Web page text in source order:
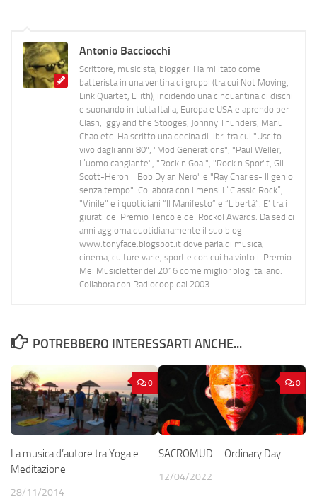
Antonio Bacciocchi
Scrittore, musicista, blogger. Ha militato come
batterista in una ventina di gruppi (tra cui Not Moving,
Link Quartet, Lilith), incidendo una cinquantina di dischi
e suonando in tutta Italia, Europa e USA e aprendo per
Clash, Iggy and the Stooges, Johnny Thunders, Manu
Chao etc. Ha scritto una decina di libri tra cui "Uscito
vivo dagli anni 80", "Mod Generations", "Paul Weller,
L’uomo cangiante", "Rock n Goal", "Rock n Spor"t, Gil
Scott-Heron Il Bob Dylan Nero" e "Ray Charles- Il genio
senza tempo". Collabora con i mensili “Classic Rock”,
"Vinile" e i quotidiani “Il Manifesto” e “Libertà”. E' tra i
giurati del Premio Tenco e del Rockol Awards. Da sedici
anni aggiorna quotidianamente il suo blog
www.tonyface.blogspot.it dove parla di musica,
cinema, culture varie, sport e con cui ha vinto il Premio
Mei Musicletter del 2016 come miglior blog italiano.
Collabora con Radiocoop dal 2003.
POTREBBERO INTERESSARTI ANCHE...
0
La musica d’autore tra Yoga e
Meditazione
28/11/2014
0
SACROMUD – Ordinary Day
12/04/2022